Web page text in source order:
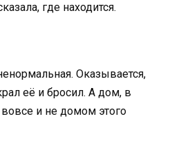
где находится.
Оказывается,
её и бросил. А дом, в
и не домом этого